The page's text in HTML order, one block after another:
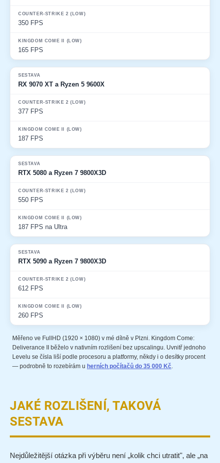
350 FPS
165 FPS
RX 9070 XT a Ryzen 5 9600X
377 FPS
187 FPS
RTX 5080 a Ryzen 7 9800X3D
550 FPS
187 FPS na Ultra
RTX 5090 a Ryzen 7 9800X3D
612 FPS
260 FPS
Měřeno ve FullHD (1920 × 1080) v mé dílně v Plzni. Kingdom Come:
Deliverance II běželo v nativním rozlišení bez upscalingu. Uvnitř jednoho
Levelu se čísla liší podle procesoru a platformy, někdy i o desítky procent
— podrobně to rozebírám u herních počítačů do 35 000 Kč.
JAKÉ ROZLIŠENÍ, TAKOVÁ
SESTAVA
Nejdůležitější otázka při výběru není „kolik chci utratit", ale „na